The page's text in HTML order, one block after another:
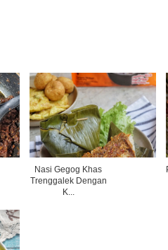
Nasi Gegog Khas
Trenggalek Dengan
K...